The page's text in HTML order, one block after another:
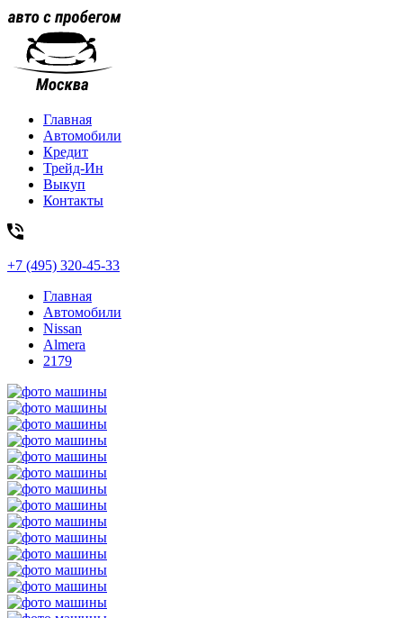
Главная
Автомобили
Кредит
Трейд-Ин
Выкуп
Контакты
+7 (495) 320-45-33
Главная
Автомобили
Nissan
Almera
2179